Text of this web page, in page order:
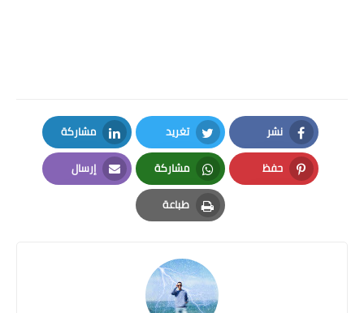
نشر
Facebook
تغريد
Twitter
مشاركة
LinkedIn
حفظ
Pinterest
مشاركة
Whatsapp
إرسال
Email
طباعة
Print